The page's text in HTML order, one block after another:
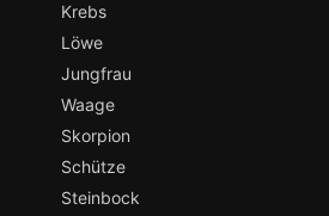
Krebs
Löwe
Jungfrau
Waage
Skorpion
Schütze
Steinbock